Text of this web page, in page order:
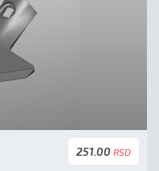
251.00 RSD